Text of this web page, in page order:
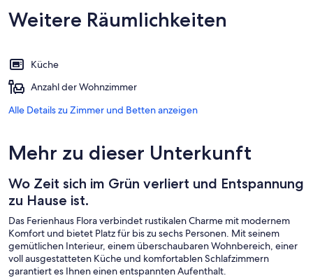
Weitere Räumlichkeiten
Küche
Anzahl der Wohnzimmer
Alle Details zu Zimmer und Betten anzeigen
Mehr zu dieser Unterkunft
Wo Zeit sich im Grün verliert und Entspannung
zu Hause ist.
Das Ferienhaus Flora verbindet rustikalen Charme mit modernem
Komfort und bietet Platz für bis zu sechs Personen. Mit seinem
gemütlichen Interieur, einem überschaubaren Wohnbereich, einer
voll ausgestatteten Küche und komfortablen Schlafzimmern
garantiert es Ihnen einen entspannten Aufenthalt.